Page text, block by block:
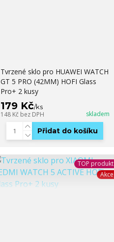
Tvrzené sklo pro HUAWEI WATCH
GT 5 PRO (42MM) HOFI Glass
Pro+ 2 kusy
179 Kč/ks
148 Kč bez DPH skladem
Přidat do košíku
TOP produkt
Akce